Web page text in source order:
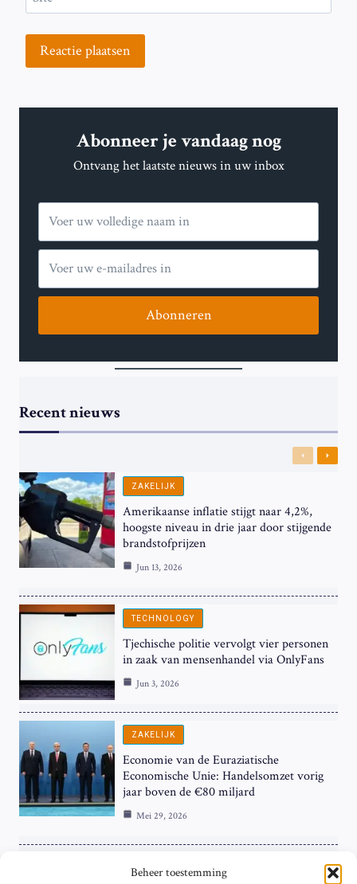
Beheer toestemming
Abonneer je vandaag nog
Ontvang het laatste nieuws in uw inbox
Abonneren
Recent nieuws
Previous
Next
ZAKELIJK
Amerikaanse inflatie stijgt naar 4,2%,
hoogste niveau in drie jaar door stijgende
brandstofprijzen
Jun 13, 2026
TECHNOLOGY
Tjechische politie vervolgt vier personen
in zaak van mensenhandel via OnlyFans
Jun 3, 2026
ZAKELIJK
Economie van de Euraziatische
Economische Unie: Handelsomzet vorig
jaar boven de €80 miljard
Mei 29, 2026
ZAKELIJK